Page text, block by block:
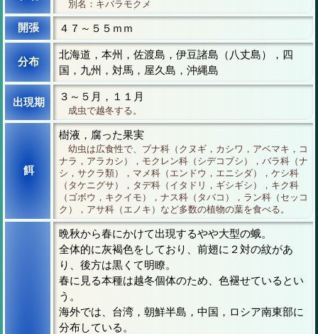
別名：キバラモクメ
開張 ４７～５５ｍｍ
分布
北海道，本州，佐渡島，伊豆諸島（八丈島），四
国，九州，対馬，屋久島，沖縄島
出現期 ３～５月，１１月
成虫で越冬する。
餌
樹液，腐った果実
幼虫は広食性で、ブナ科（クヌギ，カシワ，アベマキ，コ
ナラ，アラカシ），モクレン科（シデコブシ），バラ科（ナ
シ，サクラ類），マメ科（エンドウ，エニシダ），ケシ科
（タケニグサ），タデ科（イタドリ，ギシギシ），キク科
（ゴボウ，キクイモ），ナス科（タバコ），ラン科（セッコ
ク），アサ科（エノキ）など多数の植物の葉を食べる。
晩秋から春にかけて出現するやや大型の蛾。
全体的に灰褐色をしており、前翅に２対の紋があ
り、後方は黒くて明瞭。
春に見る本種は越冬個体のため、色褪せているとい
う。
海外では、台湾，朝鮮半島，中国，ロシア南東部に
分布している。